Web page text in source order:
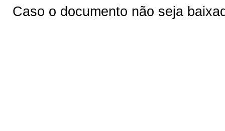
Caso o documento não seja